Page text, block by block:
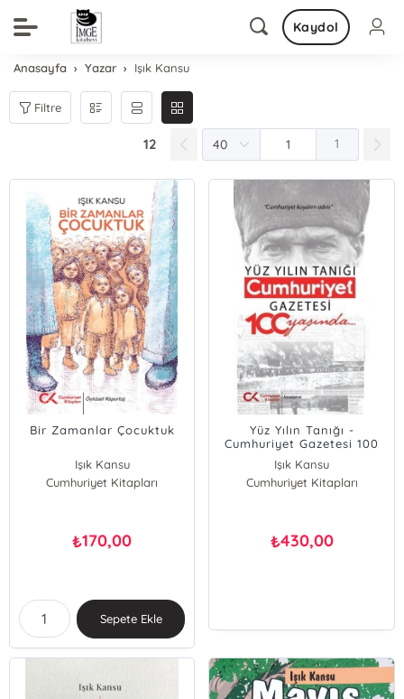
Kaydol
Anasayfa Yazar Işık Kansu
Filtre
12 1
Bir Zamanlar Çocuktuk
Işık Kansu
Cumhuriyet Kitapları
₺170,00
Sepete Ekle
Yüz Yılın Tanığı -
Cumhuriyet Gazetesi 100
Yaşında
Işık Kansu
Cumhuriyet Kitapları
₺430,00